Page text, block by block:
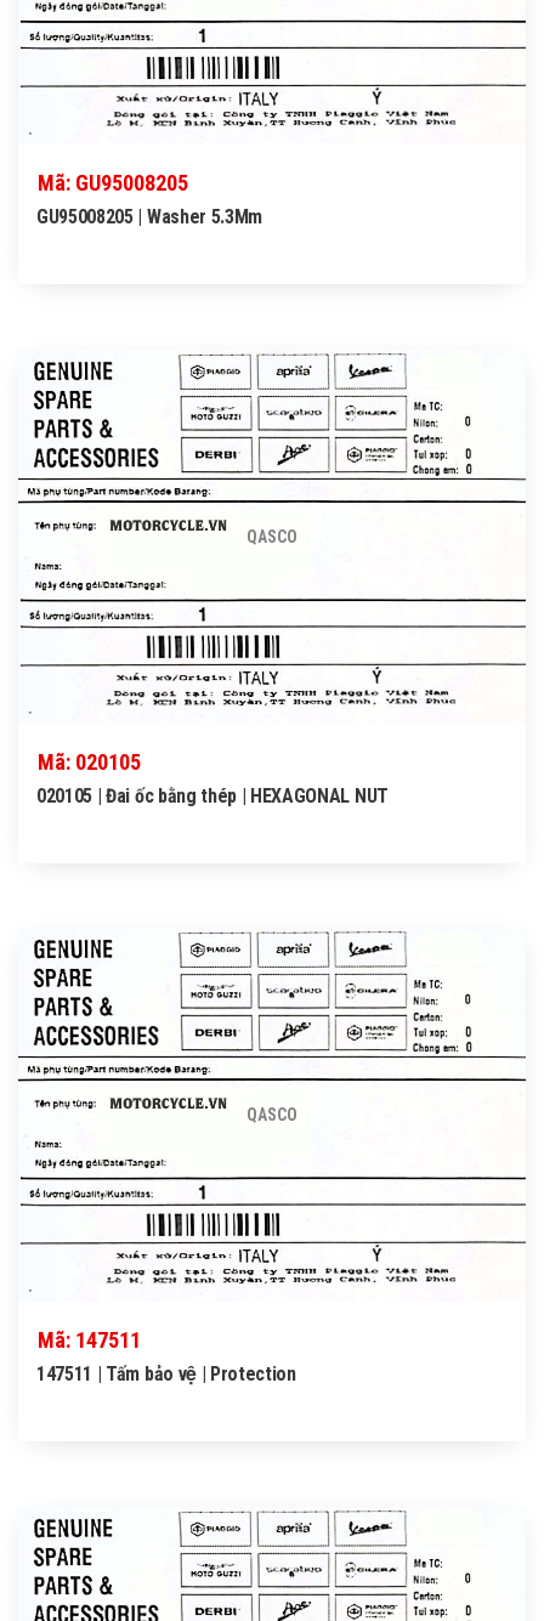
Mã: GU95008205
GU95008205 | Washer 5.3Mm
QASCO
Mã: 020105
020105 | Đai ốc bằng thép | HEXAGONAL NUT
QASCO
Mã: 147511
147511 | Tấm bảo vệ | Protection